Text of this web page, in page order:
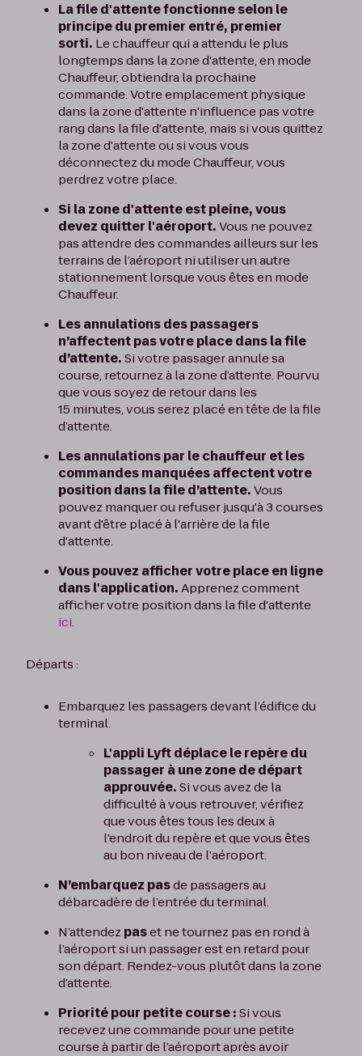
La file d'attente fonctionne selon le
principe du premier entré, premier
sorti. Le chauffeur qui a attendu le plus
longtemps dans la zone d'attente, en mode
Chauffeur, obtiendra la prochaine
commande. Votre emplacement physique
dans la zone d'attente n'influence pas votre
rang dans la file d'attente, mais si vous quittez
la zone d'attente ou si vous vous
déconnectez du mode Chauffeur, vous
perdrez votre place.
Si la zone d'attente est pleine, vous
devez quitter l'aéroport.Vous ne pouvez
pas attendre des commandes ailleurs sur les
terrains de l’aéroport ni utiliser un autre
stationnement lorsque vous êtes en mode
Chauffeur.
Les annulations des passagers
n’affectent pas votre place dans la file
d’attente.Si votre passager annule sa
course, retournez à la zone d’attente. Pourvu
que vous soyez de retour dans les
15 minutes, vous serez placé en tête de la file
d’attente.
Les annulations par le chauffeur et les
commandes manquées affectent votre
position dans la file d’attente.Vous
pouvez manquer ou refuser jusqu'à 3 courses
avant d'être placé à l'arrière de la file
d'attente.
Vous pouvez afficher votre place en ligne
dans l'application.Apprenez comment
afficher votre position dans la file d'attente
ici.
Départs :
Embarquez les passagers devant l’édifice du
terminal.
L'appli Lyft déplace le repère du
passager à une zone de départ
approuvée.Si vous avez de la
difficulté à vous retrouver, vérifiez
que vous êtes tous les deux à
l'endroit du repère et que vous êtes
au bon niveau de l'aéroport.
N’embarquez pasde passagers au
débarcadère de l’entrée du terminal.
N’attendez paset ne tournez pas en rond à
l’aéroport si un passager est en retard pour
son départ. Rendez-vous plutôt dans la zone
d’attente.
Priorité pour petite course :Si vous
recevez une commande pour une petite
course à partir de l’aéroport après avoir